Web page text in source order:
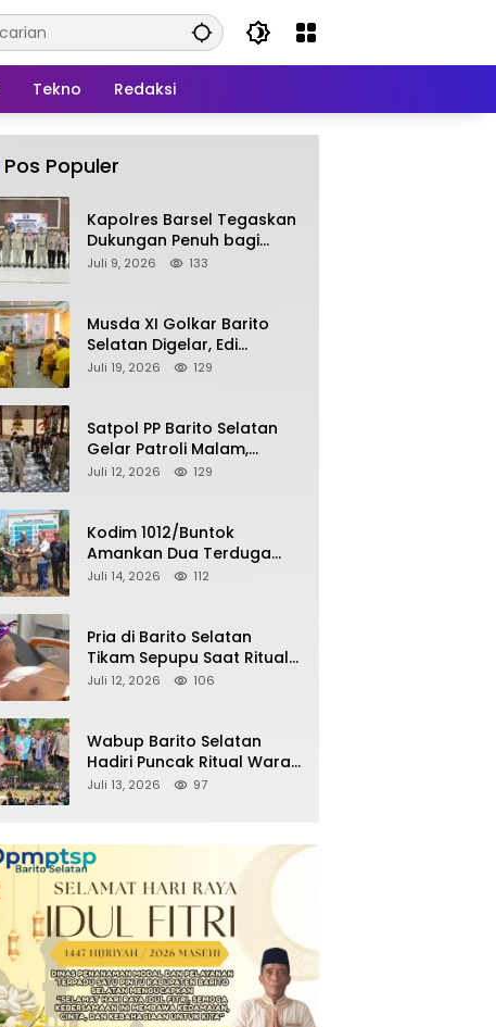
Tekno Redaksi
Pos Populer
Kapolres Barsel Tegaskan
Dukungan Penuh bagi
Pengembangan KBPPP
Juli 9, 2026 133
Musda XI Golkar Barito
Selatan Digelar, Edi
Pratowo Targetkan
Juli 19, 2026 129
Satpol PP Barito Selatan
Gelar Patroli Malam,
Tindak Lanjuti Keluhan
Juli 12, 2026 129
Kodim 1012/Buntok
Amankan Dua Terduga
Pencuri Aset Perusahaan
Disita
Juli 14, 2026 112
Pria di Barito Selatan
Tikam Sepupu Saat Ritual
Adat Wara, Polisi Amankan
Juli 12, 2026 106
Wabup Barito Selatan
Hadiri Puncak Ritual Wara
Nyalimat, Tegaskan
Juli 13, 2026 97